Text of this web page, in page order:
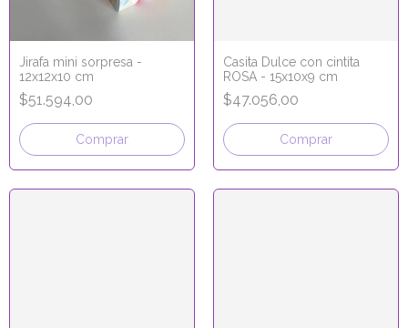
Jirafa mini sorpresa -
12x12x10 cm
$51.594,00
Comprar
Casita Dulce con cintita
ROSA - 15x10x9 cm
$47.056,00
Comprar